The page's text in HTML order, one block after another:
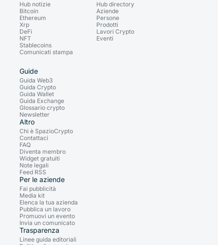
Hub notizie
Bitcoin
Ethereum
Xrp
DeFi
NFT
Stablecoins
Comunicati stampa
Hub directory
Aziende
Persone
Prodotti
Lavori Crypto
Eventi
Guide
Guida Web3
Guida Crypto
Guida Wallet
Guida Exchange
Glossario crypto
Newsletter
Altro
Chi è SpazioCrypto
Contattaci
FAQ
Diventa membro
Widget gratuiti
Note legali
Feed RSS
Per le aziende
Fai pubblicità
Media kit
Elenca la tua azienda
Pubblica un lavoro
Promuovi un evento
Invia un comunicato
Trasparenza
Linee guida editoriali